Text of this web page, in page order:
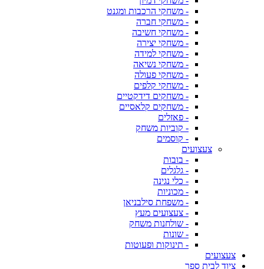
- משחקי הרכבות ומגנט
- משחקי חברה
- משחקי חשיבה
- משחקי יצירה
- משחקי למידה
- משחקי נשיאה
- משחקי פעולה
- משחקי קלפים
- משחקים דידקטיים
- משחקים קלאסיים
- פאזלים
- קוביות משחק
- קוסמים
צעצועים
- בובות
- גלגלים
- כלי נגינה
- מכוניות
- משפחת סילבניאן
- צעצועים מעץ
- שולחנות משחק
- שונות
- תינוקות ופעוטות
צעצועים
ציוד לבית ספר